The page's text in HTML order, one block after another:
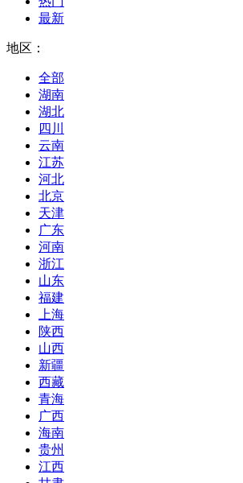
最新
地区：
全部
湖南
湖北
四川
云南
江苏
河北
北京
天津
广东
河南
浙江
山东
福建
上海
陕西
山西
新疆
西藏
青海
广西
海南
贵州
江西